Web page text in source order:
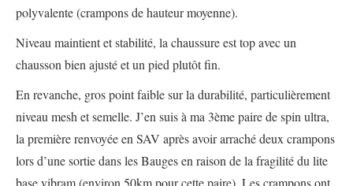
polyvalente (crampons de hauteur moyenne).
Niveau maintient et stabilité, la chaussure est top avec un
chausson bien ajusté et un pied plutôt fin.
En revanche, gros point faible sur la durabilité, particulièrement
niveau mesh et semelle. J’en suis à ma 3ème paire de spin ultra,
la première renvoyée en SAV après avoir arraché deux crampons
lors d’une sortie dans les Bauges en raison de la fragilité du lite